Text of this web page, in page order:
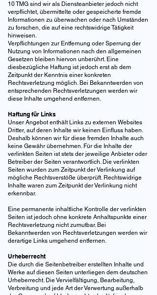
10 TMG sind wir als Diensteanbieter jedoch nicht
verpflichtet, übermittelte oder gespeicherte fremde
Informationen zu überwachen oder nach Umständen
zu forschen, die auf eine rechtswidrige Tätigkeit
hinweisen.
Verpflichtungen zur Entfernung oder Sperrung der
Nutzung von Informationen nach den allgemeinen
Gesetzen bleiben hiervon unberührt. Eine
diesbezügliche Haftung ist jedoch erst ab dem
Zeitpunkt der Kenntnis einer konkreten
Rechtsverletzung möglich. Bei Bekanntwerden von
entsprechenden Rechtsverletzungen werden wir
diese Inhalte umgehend entfernen.
‍Haftung für Links
‍Unser Angebot enthält Links zu externen Websites
Dritter, auf deren Inhalte wir keinen Einfluss haben.
Deshalb können wir für diese fremden Inhalte auch
keine Gewähr übernehmen. Für die Inhalte der
verlinkten Seiten ist stets der jeweilige Anbieter oder
Betreiber der Seiten verantwortlich. Die verlinkten
Seiten wurden zum Zeitpunkt der Verlinkung auf
mögliche Rechtsverstöße überprüft. Rechtswidrige
Inhalte waren zum Zeitpunkt der Verlinkung nicht
erkennbar.
Eine permanente inhaltliche Kontrolle der verlinkten
Seiten ist jedoch ohne konkrete Anhaltspunkte einer
Rechtsverletzung nicht zumutbar. Bei
Bekanntwerden von Rechtsverletzungen werden wir
derartige Links umgehend entfernen.
Urheberrecht
‍‍‍Die durch die Seitenbetreiber erstellten Inhalte und
Werke auf diesen Seiten unterliegen dem deutschen
Urheberrecht. Die Vervielfältigung, Bearbeitung,
Verbreitung und jede Art der Verwertung außerhalb